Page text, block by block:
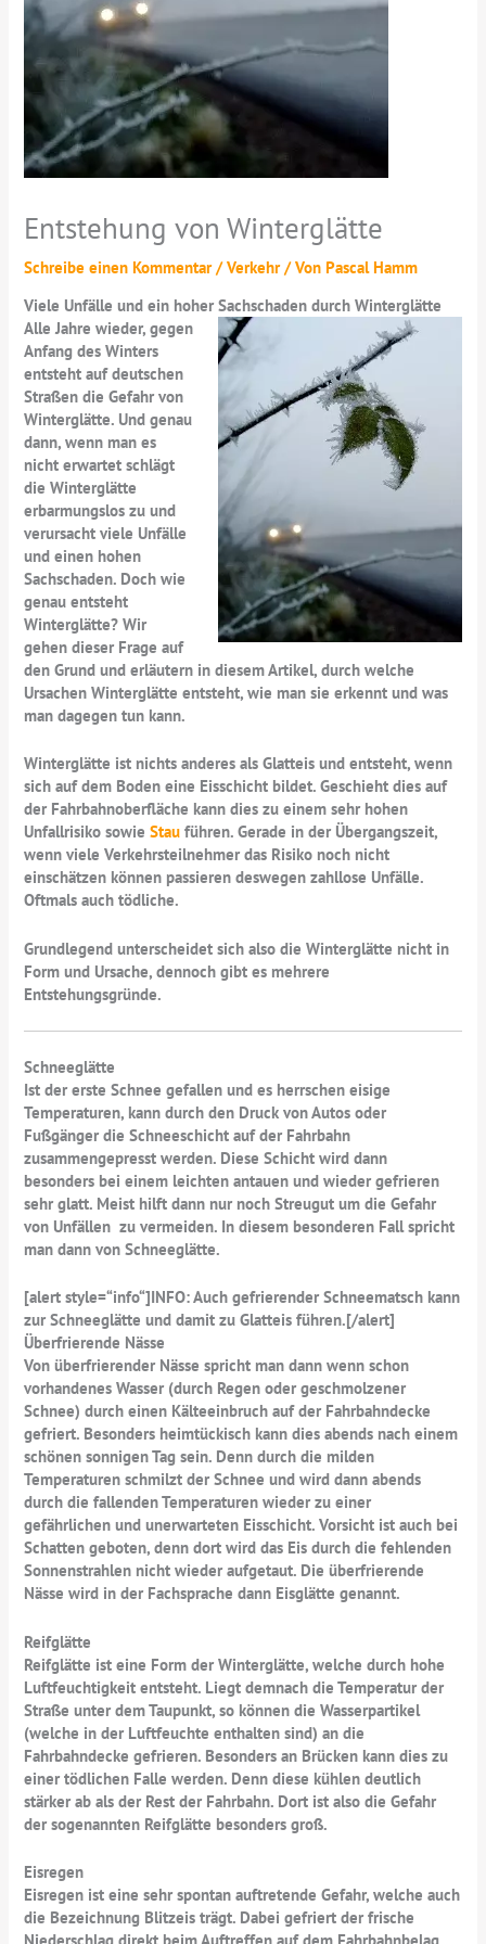
Entstehung von Winterglätte
Schreibe einen Kommentar /Verkehr/ VonPascal Hamm
Viele Unfälle und ein hoher Sachschaden durch Winterglätte
Alle Jahre wieder, gegen
Anfang des Winters
entsteht auf deutschen
Straßen die Gefahr von
Winterglätte. Und genau
dann, wenn man es
nicht erwartet schlägt
die Winterglätte
erbarmungslos zu und
verursacht viele Unfälle
und einen hohen
Sachschaden. Doch wie
genau entsteht
Winterglätte? Wir
gehen dieser Frage auf
den Grund und erläutern in diesem Artikel, durch welche
Ursachen Winterglätte entsteht, wie man sie erkennt und was
man dagegen tun kann.
Winterglätte ist nichts anderes als Glatteis und entsteht, wenn
sich auf dem Boden eine Eisschicht bildet. Geschieht dies auf
der Fahrbahnoberfläche kann dies zu einem sehr hohen
Unfallrisiko sowieStau führen. Gerade in der Übergangszeit,
wenn viele Verkehrsteilnehmer das Risiko noch nicht
einschätzen können passieren deswegen zahllose Unfälle.
Oftmals auch tödliche.
Grundlegend unterscheidet sich also die Winterglätte nicht in
Form und Ursache, dennoch gibt es mehrere
Entstehungsgründe.
Schneeglätte
Ist der erste Schnee gefallen und es herrschen eisige
Temperaturen, kann durch den Druck von Autos oder
Fußgänger die Schneeschicht auf der Fahrbahn
zusammengepresst werden. Diese Schicht wird dann
besonders bei einem leichten antauen und wieder gefrieren
sehr glatt. Meist hilft dann nur noch Streugut um die Gefahr
von Unfällen zu vermeiden. In diesem besonderen Fall spricht
man dann von Schneeglätte.
[alert style=“info“]INFO: Auch gefrierender Schneematsch kann
zur Schneeglätte und damit zu Glatteis führen.[/alert]
Überfrierende Nässe
Von überfrierender Nässe spricht man dann wenn schon
vorhandenes Wasser (durch Regen oder geschmolzener
Schnee) durch einen Kälteeinbruch auf der Fahrbahndecke
gefriert. Besonders heimtückisch kann dies abends nach einem
schönen sonnigen Tag sein. Denn durch die milden
Temperaturen schmilzt der Schnee und wird dann abends
durch die fallenden Temperaturen wieder zu einer
gefährlichen und unerwarteten Eisschicht. Vorsicht ist auch bei
Schatten geboten, denn dort wird das Eis durch die fehlenden
Sonnenstrahlen nicht wieder aufgetaut. Die überfrierende
Nässe wird in der Fachsprache dann Eisglätte genannt.
Reifglätte
Reifglätte ist eine Form der Winterglätte, welche durch hohe
Luftfeuchtigkeit entsteht. Liegt demnach die Temperatur der
Straße unter dem Taupunkt, so können die Wasserpartikel
(welche in der Luftfeuchte enthalten sind) an die
Fahrbahndecke gefrieren. Besonders an Brücken kann dies zu
einer tödlichen Falle werden. Denn diese kühlen deutlich
stärker ab als der Rest der Fahrbahn. Dort ist also die Gefahr
der sogenannten Reifglätte besonders groß.
Eisregen
Eisregen ist eine sehr spontan auftretende Gefahr, welche auch
die Bezeichnung Blitzeis trägt. Dabei gefriert der frische